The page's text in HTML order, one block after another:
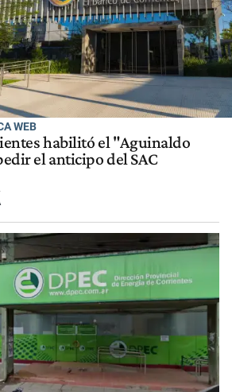
WEB
habilitó el "Aguinaldo
el anticipo del SAC